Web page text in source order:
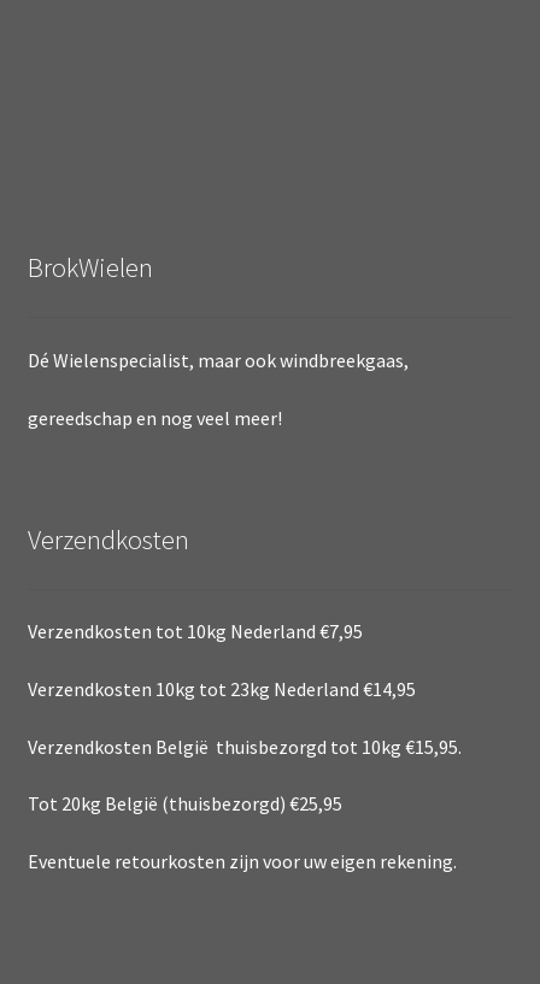
BrokWielen
Dé Wielenspecialist, maar ook windbreekgaas,
gereedschap en nog veel meer!
Verzendkosten
Verzendkosten tot 10kg Nederland €7,95
Verzendkosten 10kg tot 23kg Nederland €14,95
Verzendkosten België thuisbezorgd tot 10kg €15,95.
Tot 20kg België (thuisbezorgd) €25,95
Eventuele retourkosten zijn voor uw eigen rekening.